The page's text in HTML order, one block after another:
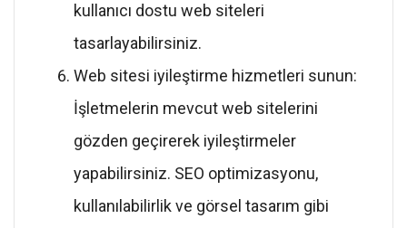
kullanıcı dostu web siteleri
tasarlayabilirsiniz.
Web sitesi iyileştirme hizmetleri sunun:
İşletmelerin mevcut web sitelerini
gözden geçirerek iyileştirmeler
yapabilirsiniz. SEO optimizasyonu,
kullanılabilirlik ve görsel tasarım gibi